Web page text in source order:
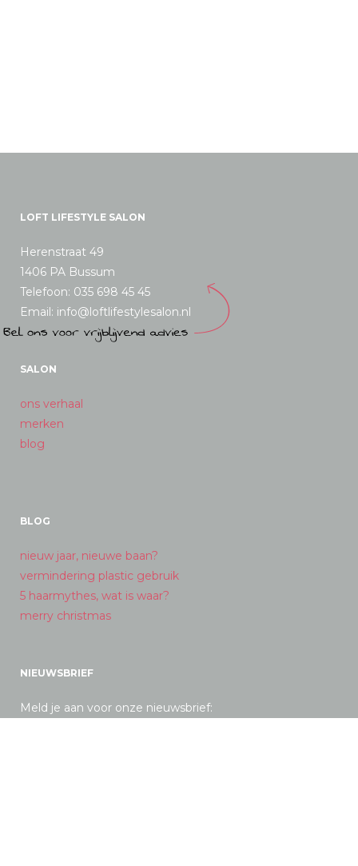
LOFT LIFESTYLE SALON
Herenstraat 49
1406 PA Bussum
Telefoon: 035 698 45 45
Email: info@loftlifestylesalon.nl
SALON
ons verhaal
merken
blog
BLOG
nieuw jaar, nieuwe baan?
vermindering plastic gebruik
5 haarmythes, wat is waar?
merry christmas
NIEUWSBRIEF
Meld je aan voor onze nieuwsbrief: